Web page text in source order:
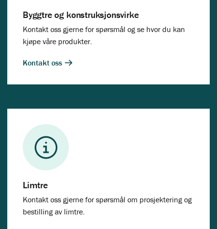
Byggtre og konstruksjonsvirke
Kontakt oss gjerne for spørsmål og se hvor du kan
kjøpe våre produkter.
Kontakt oss
Limtre
Kontakt oss gjerne for spørsmål om prosjektering og
bestilling av limtre.